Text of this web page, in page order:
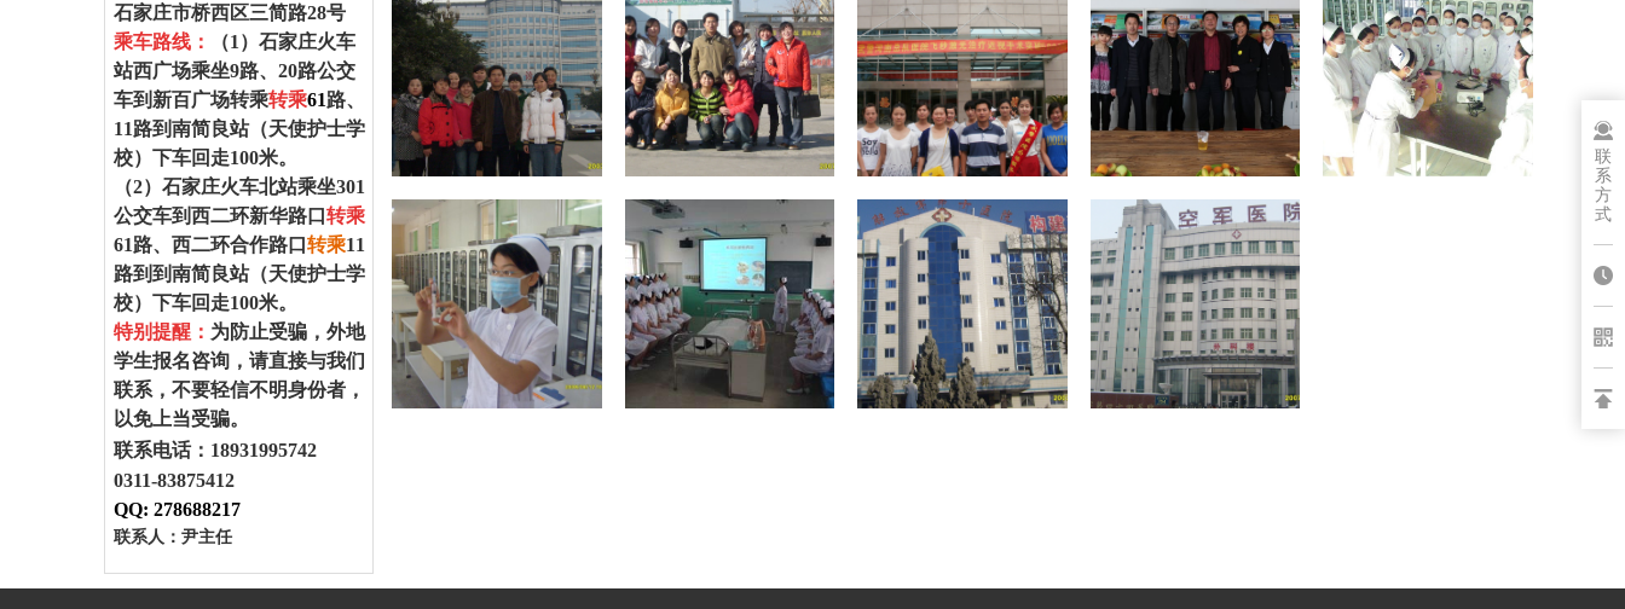
联
系
方
式
石家庄市桥西区三简路28号
乘车路线：
（1） 石家庄火车
站西广场乘坐9路、 20路公交
车到新百广场转乘转乘61路、
11路到南简良站（天使护士学
校）下车回走100米。
（2） 石家庄火车北站乘坐301
公交车到西二环新华路口 转乘
61路、西二环合作路口 转乘11
路到到南简良站（天使护士学
校）下车回走100米。
特别提醒： 为防止受骗，外地
学生报名咨询，请直接与我们
联系，不要轻信不明身份者，
以免上当受骗。
联系电话： 18931995742
0311-83875412
QQ: 278688217
联系人：尹主任